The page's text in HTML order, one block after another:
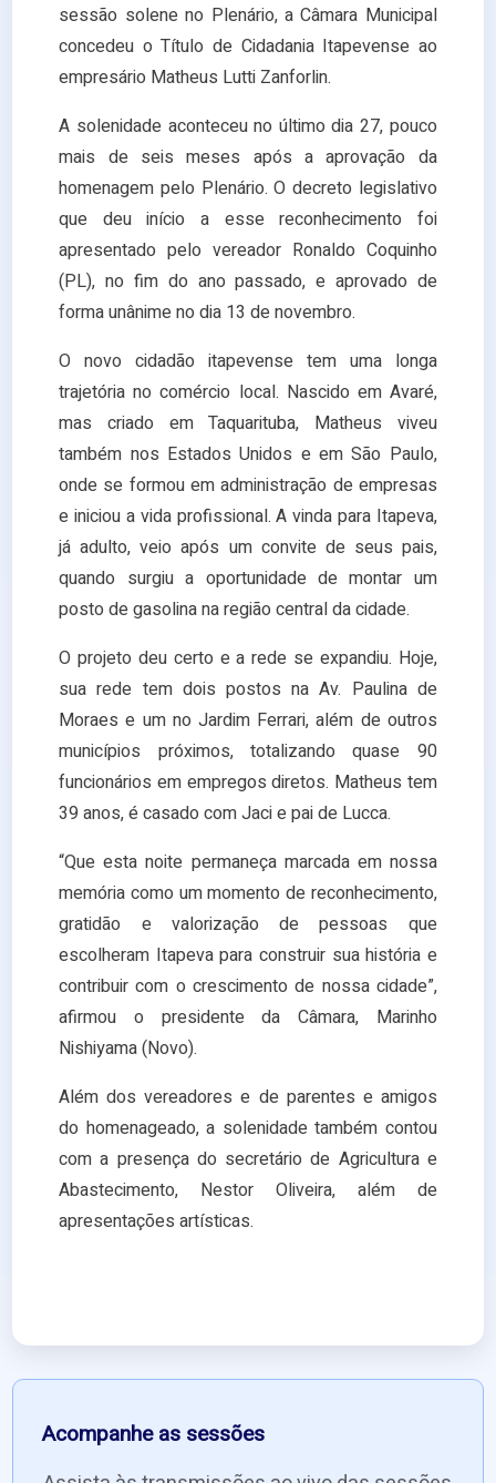
sessão solene no Plenário, a Câmara Municipal
concedeu o Título de Cidadania Itapevense ao
empresário Matheus Lutti Zanforlin.
A solenidade aconteceu no último dia 27, pouco
mais de seis meses após a aprovação da
homenagem pelo Plenário. O decreto legislativo
que deu início a esse reconhecimento foi
apresentado pelo vereador Ronaldo Coquinho
(PL), no fim do ano passado, e aprovado de
forma unânime no dia 13 de novembro.
O novo cidadão itapevense tem uma longa
trajetória no comércio local. Nascido em Avaré,
mas criado em Taquarituba, Matheus viveu
também nos Estados Unidos e em São Paulo,
onde se formou em administração de empresas
e iniciou a vida profissional. A vinda para Itapeva,
já adulto, veio após um convite de seus pais,
quando surgiu a oportunidade de montar um
posto de gasolina na região central da cidade.
O projeto deu certo e a rede se expandiu. Hoje,
sua rede tem dois postos na Av. Paulina de
Moraes e um no Jardim Ferrari, além de outros
municípios próximos, totalizando quase 90
funcionários em empregos diretos. Matheus tem
39 anos, é casado com Jaci e pai de Lucca.
“Que esta noite permaneça marcada em nossa
memória como um momento de reconhecimento,
gratidão e valorização de pessoas que
escolheram Itapeva para construir sua história e
contribuir com o crescimento de nossa cidade”,
afirmou o presidente da Câmara, Marinho
Nishiyama (Novo).
Além dos vereadores e de parentes e amigos
do homenageado, a solenidade também contou
com a presença do secretário de Agricultura e
Abastecimento, Nestor Oliveira, além de
apresentações artísticas.
Acompanhe as sessões